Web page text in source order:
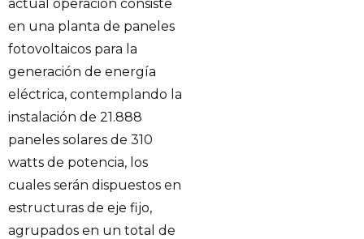
actual operación consiste
en una planta de paneles
fotovoltaicos para la
generación de energía
eléctrica, contemplando la
instalación de 21.888
paneles solares de 310
watts de potencia, los
cuales serán dispuestos en
estructuras de eje fijo,
agrupados en un total de